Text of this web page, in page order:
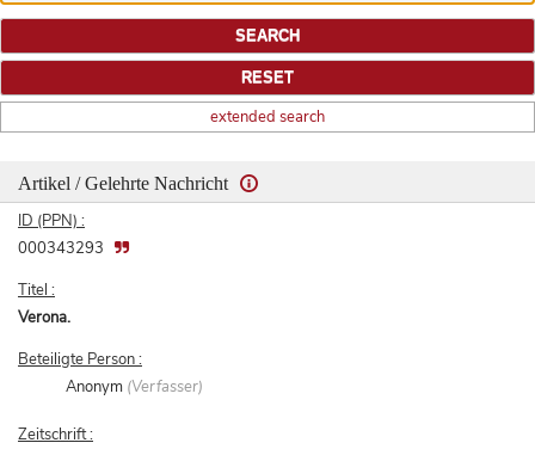
extended search
Artikel / Gelehrte Nachricht
ID (PPN) :
000343293
Titel :
Verona.
Beteiligte Person :
Anonym (Verfasser)
Zeitschrift :